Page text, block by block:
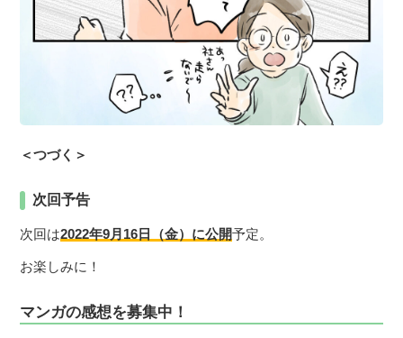
＜つづく＞
次回予告
次回は2022年9月16日（金）に公開予定。
お楽しみに！
マンガの感想を募集中！